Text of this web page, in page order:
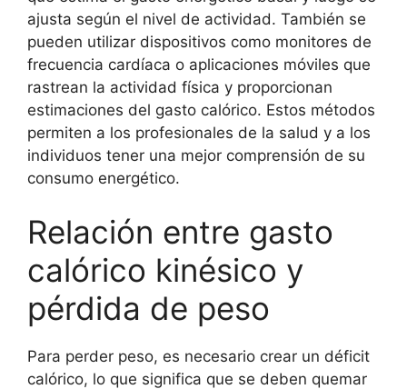
ajusta según el nivel de actividad. También se
pueden utilizar dispositivos como monitores de
frecuencia cardíaca o aplicaciones móviles que
rastrean la actividad física y proporcionan
estimaciones del gasto calórico. Estos métodos
permiten a los profesionales de la salud y a los
individuos tener una mejor comprensión de su
consumo energético.
Relación entre gasto
calórico kinésico y
pérdida de peso
Para perder peso, es necesario crear un déficit
calórico, lo que significa que se deben quemar